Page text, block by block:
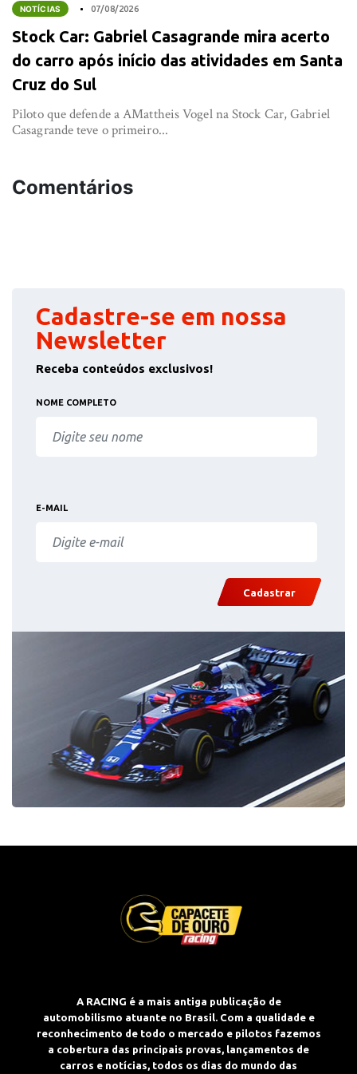
NOTÍCIAS 07/08/2026
Stock Car: Gabriel Casagrande mira acerto
do carro após início das atividades em Santa
Cruz do Sul
Piloto que defende a AMattheis Vogel na Stock Car, Gabriel
Casagrande teve o primeiro...
Comentários
Cadastre-se em nossa
Newsletter
Receba conteúdos exclusivos!
NOME COMPLETO
E-MAIL
Cadastrar
A RACING é a mais antiga publicação de
automobilismo atuante no Brasil. Com a qualidade e
reconhecimento de todo o mercado e pilotos fazemos
a cobertura das principais provas, lançamentos de
carros e notícias, todos os dias do mundo das